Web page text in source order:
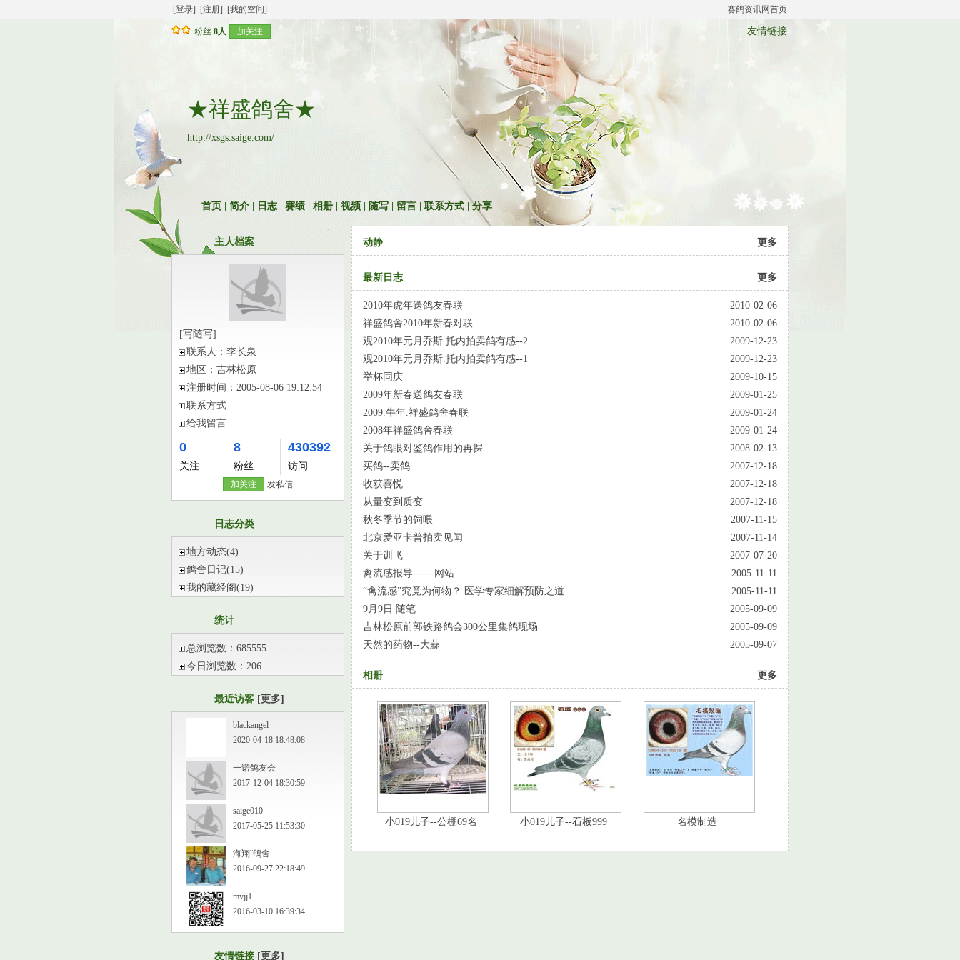
[登录] [注册] [我的空间] 赛鸽资讯网首页
粉丝 8人 加关注 友情链接
★祥盛鸽舍★
http://xsgs.saige.com/
首页 简介 日志| 赛绩| 相册 视频 随写 留言 联系方式 |分享
主人档案
[写随写]
联系人： 李长泉
地区： 吉林松原
注册时间： 2005-08-06 19:12:54
联系方式
给我留言
0
关注
8
粉丝
430392
访问
加关注 发私信
日志分类
地方动态(4)
鸽舍日记(15)
我的藏经阁(19)
统计
总浏览数：685555
今日浏览数：206
最近访客 [更多]
blackangel
2020-04-18 18:48:08
一诺鸽友会
2017-12-04 18:30:59
saige010
2017-05-25 11:53:30
海翔ˇ鴿舍
2016-09-27 22:18:49
myjj1
2016-03-10 16:39:34
友情链接 [更多]
动静 更多
最新日志 更多
2010-02-06
2010年虎年送鸽友春联
2010-02-06
祥盛鸽舍2010年新春对联
2009-12-23
观2010年元月乔斯.托内拍卖鸽有感--2
2009-12-23
观2010年元月乔斯.托内拍卖鸽有感--1
2009-10-15
举杯同庆
2009-01-25
2009年新春送鸽友春联
2009-01-24
2009.牛年.祥盛鸽舍春联
2009-01-24
2008年祥盛鸽舍春联
2008-02-13
关于鸽眼对鉴鸽作用的再探
2007-12-18
买鸽--卖鸽
2007-12-18
收获喜悦
2007-12-18
从量变到质变
2007-11-15
秋冬季节的饲喂
2007-11-14
北京爱亚卡普拍卖见闻
2007-07-20
关于训飞
2005-11-11
禽流感报导------网站
2005-11-11
“禽流感”究竟为何物？ 医学专家细解预防之道
2005-09-09
9月9日 随笔
2005-09-09
吉林松原前郭铁路鸽会300公里集鸽现场
2005-09-07
天然的药物--大蒜
相册 更多
小019儿子--公棚69名 小019儿子--石板999 名模制造